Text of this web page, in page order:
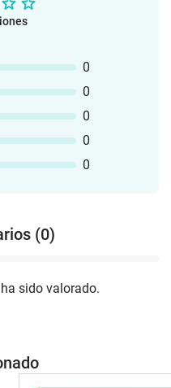
0
0
0
0
0
(0)
sido valorado.